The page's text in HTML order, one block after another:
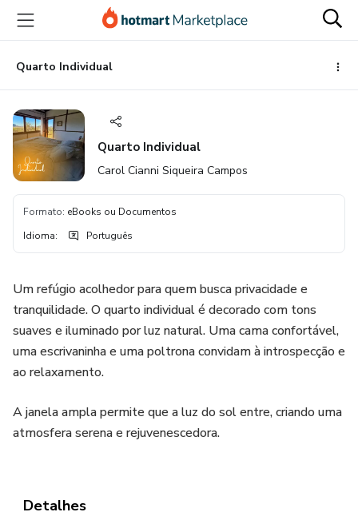
para
conteúdo
principal
para
pagamento
para
rodapéQuarto Individual
Quarto Individual
Carol Cianni Siqueira Campos
Formato: eBooks ou Documentos
Idioma: Português
Um refúgio acolhedor para quem busca privacidade e
tranquilidade. O quarto individual é decorado com tons
suaves e iluminado por luz natural. Uma cama confortável,
uma escrivaninha e uma poltrona convidam à introspecção e
ao relaxamento.
A janela ampla permite que a luz do sol entre, criando uma
atmosfera serena e rejuvenescedora.
Detalhes